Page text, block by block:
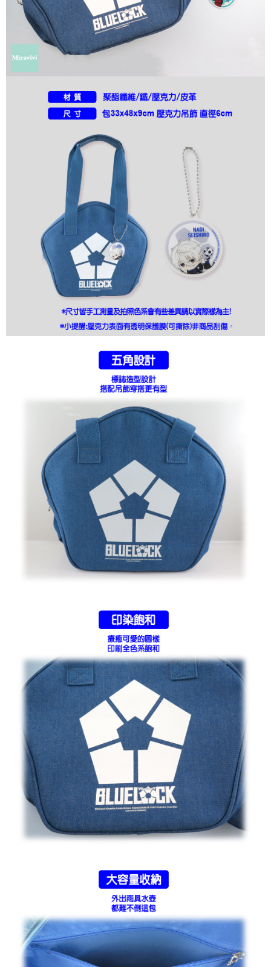
https://aftee.tw/terms/#terms3
３．未成年的使用者請事先徵得法定代理人或監護人之同意方可使用
「AFTEE先享後付」，若未經同意申辦者引起之損失，本公司不負相關責
４．使用「AFTEE先享後付」時，將依據個別帳號之用戶狀況，依本公司即
時審查核予不同之上限額度；若仍有額度不足之情形，本公司將視審查結果
請求用戶進行身份認證。
恩沛科技股份有限公司將有權停止該用戶之使用額度並採取法律行動。